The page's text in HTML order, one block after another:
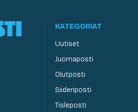
KATEGORIAT
Uutiset
Juomaposti
Olutposti
Siideriposti
Tisleposti